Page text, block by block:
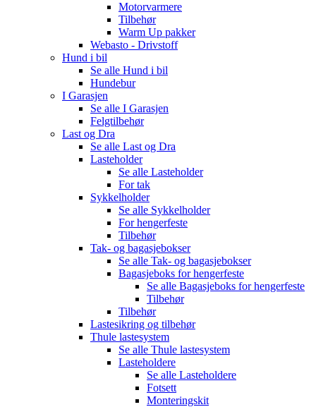
Motorvarmere
Tilbehør
Warm Up pakker
Webasto - Drivstoff
Hund i bil
Se alle Hund i bil
Hundebur
I Garasjen
Se alle I Garasjen
Felgtilbehør
Last og Dra
Se alle Last og Dra
Lasteholder
Se alle Lasteholder
For tak
Sykkelholder
Se alle Sykkelholder
For hengerfeste
Tilbehør
Tak- og bagasjebokser
Se alle Tak- og bagasjebokser
Bagasjeboks for hengerfeste
Se alle Bagasjeboks for hengerfeste
Tilbehør
Tilbehør
Lastesikring og tilbehør
Thule lastesystem
Se alle Thule lastesystem
Lasteholdere
Se alle Lasteholdere
Fotsett
Monteringskit